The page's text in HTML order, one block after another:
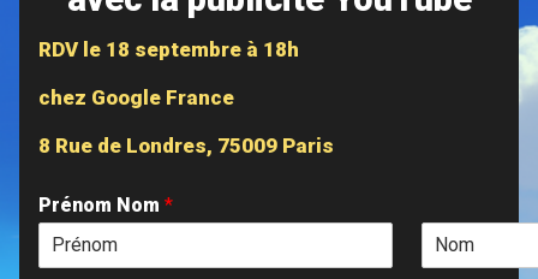
RDV le 18 septembre à 18h
chez Google France
8 Rue de Londres, 75009 Paris
Prénom Nom *